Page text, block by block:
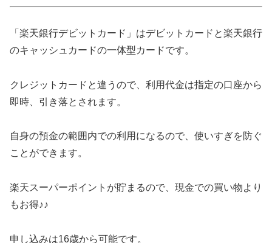
「楽天銀行デビットカード」はデビットカードと楽天銀行
のキャッシュカードの一体型カードです。
クレジットカードと違うので、利用代金は指定の口座から
即時、引き落とされます。
自身の預金の範囲内での利用になるので、使いすぎを防ぐ
ことができます。
楽天スーパーポイントが貯まるので、現金での買い物より
もお得♪♪
申し込みは16歳から可能です。